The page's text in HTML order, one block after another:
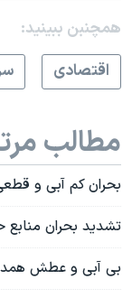
همچنبن ببینید:
اقتصادی
مطالب
بحران کم آبی و
تشدید بحران منابع
بی آبی و عطش